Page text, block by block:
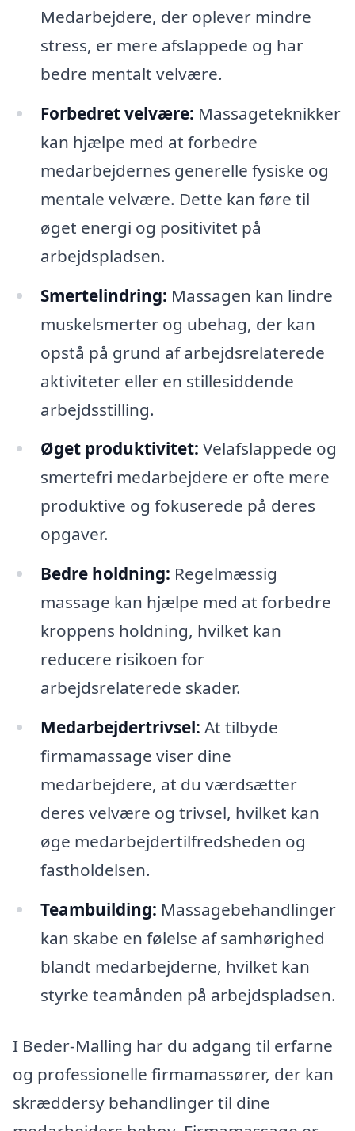
Medarbejdere, der oplever mindre
stress, er mere afslappede og har
bedre mentalt velvære.
Forbedret velvære: Massageteknikker
kan hjælpe med at forbedre
medarbejdernes generelle fysiske og
mentale velvære. Dette kan føre til
øget energi og positivitet på
arbejdspladsen.
Smertelindring: Massagen kan lindre
muskelsmerter og ubehag, der kan
opstå på grund af arbejdsrelaterede
aktiviteter eller en stillesiddende
arbejdsstilling.
Øget produktivitet: Velafslappede og
smertefri medarbejdere er ofte mere
produktive og fokuserede på deres
opgaver.
Bedre holdning: Regelmæssig
massage kan hjælpe med at forbedre
kroppens holdning, hvilket kan
reducere risikoen for
arbejdsrelaterede skader.
Medarbejdertrivsel: At tilbyde
firmamassage viser dine
medarbejdere, at du værdsætter
deres velvære og trivsel, hvilket kan
øge medarbejdertilfredsheden og
fastholdelsen.
Teambuilding: Massagebehandlinger
kan skabe en følelse af samhørighed
blandt medarbejderne, hvilket kan
styrke teamånden på arbejdspladsen.
I Beder-Malling har du adgang til erfarne
og professionelle firmamassører, der kan
skræddersy behandlinger til dine